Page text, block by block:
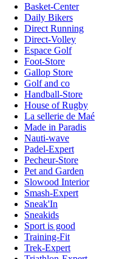
Basket-Center
Daily Bikers
Direct Running
Direct-Volley
Espace Golf
Foot-Store
Gallop Store
Golf and co
Handball-Store
House of Rugby
La sellerie de Maé
Made in Paradis
Nauti-wave
Padel-Expert
Pecheur-Store
Pet and Garden
Slowood Interior
Smash-Expert
Sneak'In
Sneakids
Sport is good
Training-Fit
Trek-Expert